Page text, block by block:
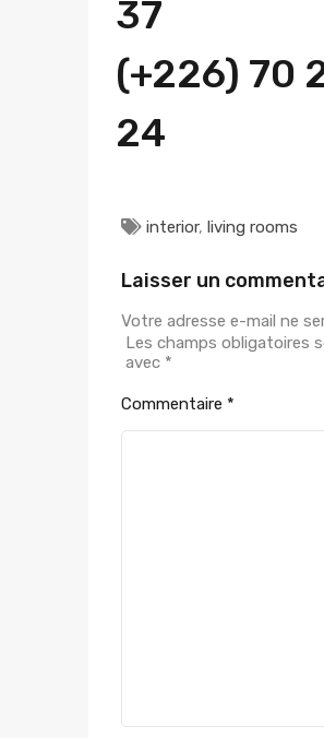
37
(+226) 70
24
interior, living rooms
Laisser un
Votre adresse e-mail ne
Les champs obligatoires
avec *
Commentaire *